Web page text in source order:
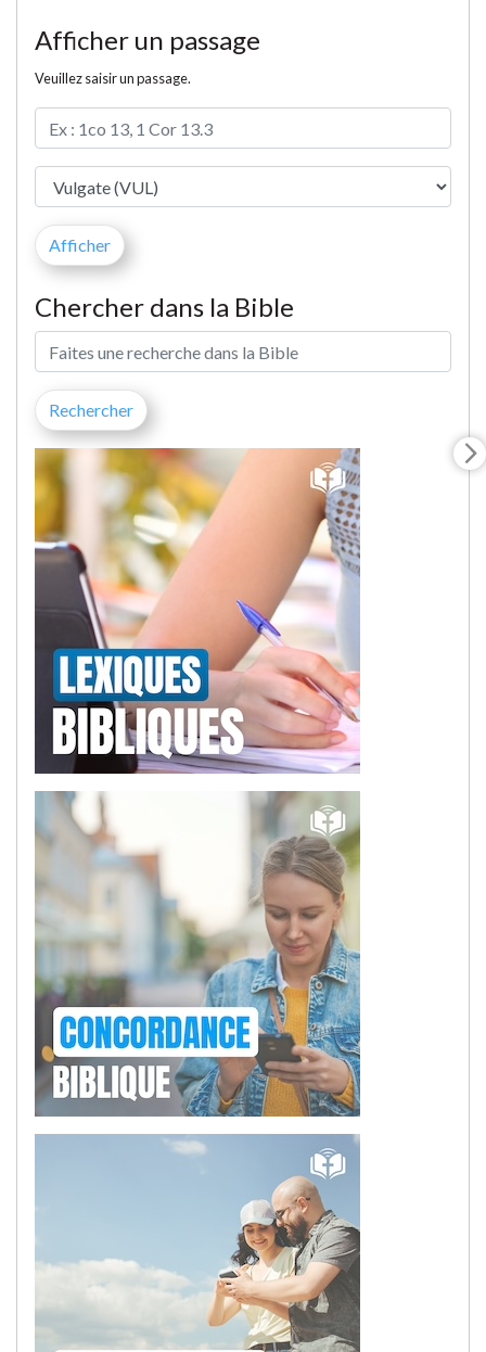
Afficher un passage
Veuillez saisir un passage.
Chercher dans la Bible